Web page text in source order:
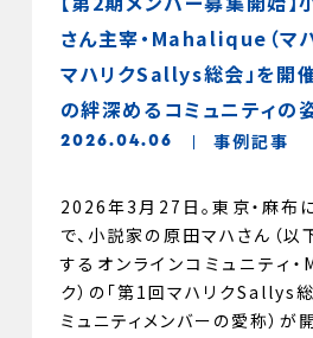
さん主宰・Mahalique（マハ
マハリクSallys総会」を開
の絆深めるコミュニティの
2026.04.06 事例記事
2026年3月27日。東京・麻布
で、小説家の原田マハさん（以
するオンラインコミュニティ
ク）の「第1回マハリクSallys
ミュニティメンバーの愛称）が